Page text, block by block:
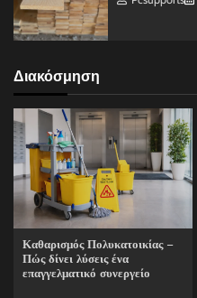
Διακόσμηση
Καθαρισμός Πολυκατοικίας –
Πώς δίνει λύσεις ένα
επαγγελματικό συνεργείο